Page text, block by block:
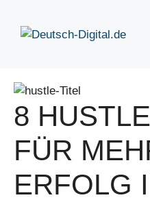
Inhalt
springen
8
FÜR
ERFOLG